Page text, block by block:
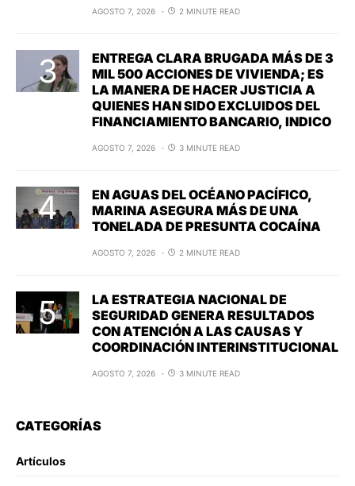
AGOSTO 7, 2026 2 MINUTE READ
ENTREGA CLARA BRUGADA MÁS DE 3
MIL 500 ACCIONES DE VIVIENDA; ES
LA MANERA DE HACER JUSTICIA A
QUIENES HAN SIDO EXCLUIDOS DEL
FINANCIAMIENTO BANCARIO, INDICO
AGOSTO 7, 2026 3 MINUTE READ
EN AGUAS DEL OCÉANO PACÍFICO,
MARINA ASEGURA MÁS DE UNA
TONELADA DE PRESUNTA COCAÍNA
AGOSTO 7, 2026 2 MINUTE READ
LA ESTRATEGIA NACIONAL DE
SEGURIDAD GENERA RESULTADOS
CON ATENCIÓN A LAS CAUSAS Y
COORDINACIÓN INTERINSTITUCIONAL
AGOSTO 7, 2026 3 MINUTE READ
CATEGORÍAS
Artículos